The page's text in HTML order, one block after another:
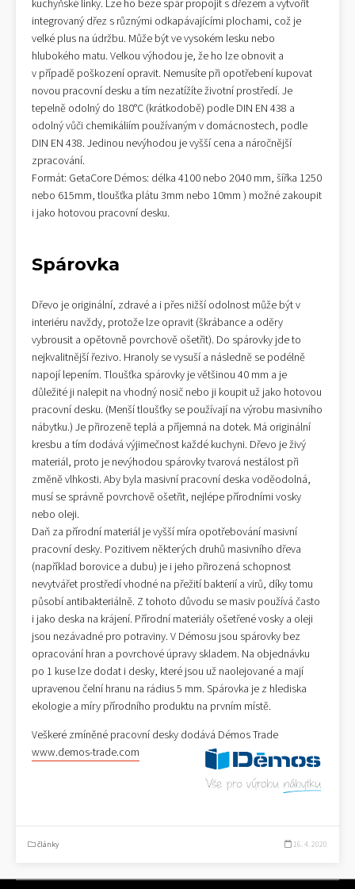
kuchyňské linky. Lze ho beze spár propojit s dřezem a vytvořit
integrovaný dřez s různými odkapávajícími plochami, což je
velké plus na údržbu. Může být ve vysokém lesku nebo
hlubokého matu. Velkou výhodou je, že ho lze obnovit a
v případě poškození opravit. Nemusíte při opotřebení kupovat
novou pracovní desku a tím nezatížíte životní prostředí. Je
tepelně odolný do 180°C (krátkodobě) podle DIN EN 438 a
odolný vůči chemikáliím používaným v domácnostech, podle
DIN EN 438. Jedinou nevýhodou je vyšší cena a náročnější
zpracování.
Formát: GetaCore Démos: délka 4100 nebo 2040 mm, šířka 1250
nebo 615mm, tloušťka plátu 3mm nebo 10mm ) možné zakoupit
i jako hotovou pracovní desku.
Spárovka
Dřevo je originální, zdravé a i přes nižší odolnost může být v
interiéru navždy, protože lze opravit (škrábance a oděry
vybrousit a opětovně povrchově ošetřit). Do spárovky jde to
nejkvalitnější řezivo. Hranoly se vysuší a následně se podélně
napojí lepením. Tloušťka spárovky je většinou 40 mm a je
důležité ji nalepit na vhodný nosič nebo ji koupit už jako hotovou
pracovní desku. (Menší tloušťky se používají na výrobu masivního
nábytku.) Je přirozeně teplá a příjemná na dotek. Má originální
kresbu a tím dodává výjimečnost každé kuchyni. Dřevo je živý
materiál, proto je nevýhodou spárovky tvarová nestálost při
změně vlhkosti. Aby byla masivní pracovní deska voděodolná,
musí se správně povrchově ošetřit, nejlépe přírodními vosky
nebo oleji.
Daň za přírodní materiál je vyšší míra opotřebování masivní
pracovní desky. Pozitivem některých druhů masivního dřeva
(například borovice a dubu) je i jeho přirozená schopnost
nevytvářet prostředí vhodné na přežití bakterií a virů, díky tomu
působí antibakteriálně. Z tohoto důvodu se masiv používá často
i jako deska na krájení. Přírodní materiály ošetřené vosky a oleji
jsou nezávadné pro potraviny. V Démosu jsou spárovky bez
opracování hran a povrchové úpravy skladem. Na objednávku
po 1 kuse lze dodat i desky, které jsou už naolejované a mají
upravenou čelní hranu na rádius 5 mm. Spárovka je z hlediska
ekologie a míry přírodního produktu na prvním místě.
Veškeré zmíněné pracovní desky dodává Démos Trade
www.demos-trade.com
články 16. 4. 2020